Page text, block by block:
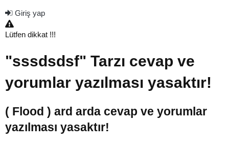
Giriş yap
Lütfen dikkat !!!
"sssdsdsf" Tarzı cevap ve
yorumlar yazılması yasaktır!
( Flood ) ard arda cevap ve yorumlar
yazılması yasaktır!